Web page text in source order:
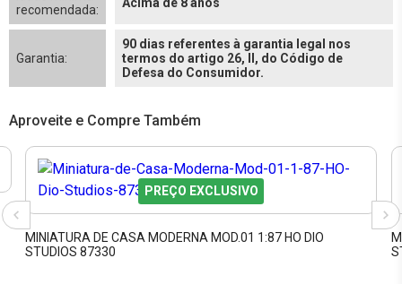
recomendada:
Garantia:
90 dias referentes à garantia legal nos
termos do artigo 26, II, do Código de
Defesa do Consumidor.
Aproveite e Compre Também
PREÇO EXCLUSIVO
MINIATURA DE CASA MODERNA MOD.01 1:87 HO DIO
STUDIOS 87330